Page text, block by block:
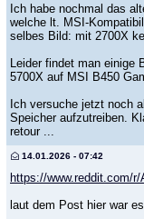
Ich habe nochmal das
welche lt. MSI-
selbes Bild: mit 2700X
Leider findet man
5700X auf MSI B450
Ich versuche jetzt noch
Speicher aufzutreiben.
retour ...
14.01.2026 - 07:42
https://www.reddit.com/
laut dem Post hier war